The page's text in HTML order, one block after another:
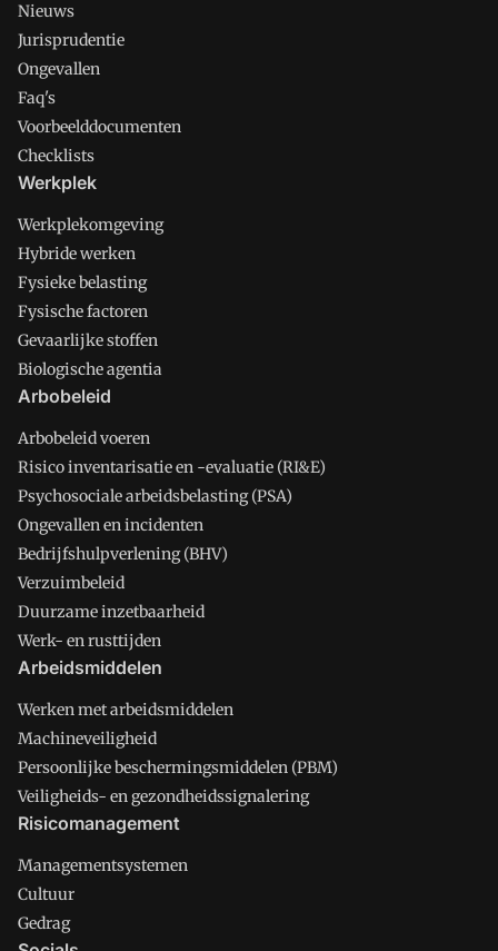
Nieuws
Jurisprudentie
Ongevallen
Faq's
Voorbeelddocumenten
Checklists
Werkplek
Werkplekomgeving
Hybride werken
Fysieke belasting
Fysische factoren
Gevaarlijke stoffen
Biologische agentia
Arbobeleid
Arbobeleid voeren
Risico inventarisatie en -evaluatie (RI&E)
Psychosociale arbeidsbelasting (PSA)
Ongevallen en incidenten
Bedrijfshulpverlening (BHV)
Verzuimbeleid
Duurzame inzetbaarheid
Werk- en rusttijden
Arbeidsmiddelen
Werken met arbeidsmiddelen
Machineveiligheid
Persoonlijke beschermingsmiddelen (PBM)
Veiligheids- en gezondheidssignalering
Risicomanagement
Managementsystemen
Cultuur
Gedrag